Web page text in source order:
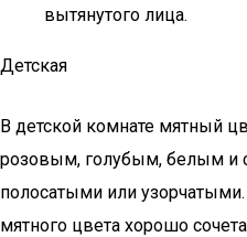
вытянутого лица.
Детская
В детской комнате мятный
розовым, голубым, белым и
полосатыми или
мятного цвета хорошо